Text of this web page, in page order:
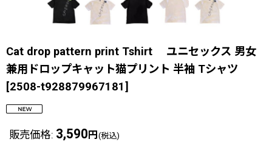
Cat drop pattern print Tshirt ユニセックス 男女
兼用ドロップキャット猫プリント 半袖 Tシャツ
[2508-t928879967181]
販売価格: 3,590 円 (税込)